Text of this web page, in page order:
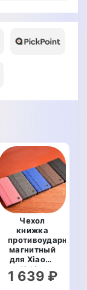
Чехол
книжка
противоударный
магнитный
для Xiaomi
12 Lite
"PRIVILEGE"
1 639 ₽